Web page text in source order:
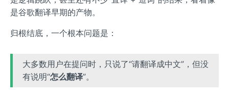
是谷歌翻译早期的产物。
归根结底，一个根本问题是：
大多数用户在提问时，只说了“请翻译成中文”，但没
有说明“怎么翻译”。